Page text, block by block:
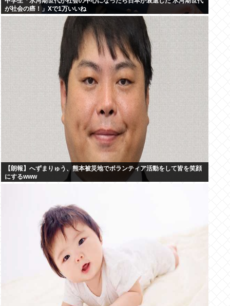
が社会の癌！」Xで1万いいね
【朗報】へずまりゅう、熊本被災地でボランティア活動をして皆を笑顔
にするwww